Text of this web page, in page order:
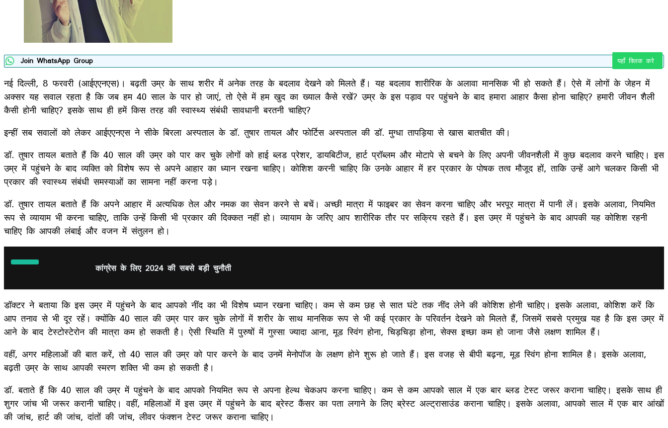
Join WhatsApp Group यहाँ क्लिक करे
नई दिल्ली, 8 फरवरी (आईएएनएस)। बढ़ती उम्र के साथ शरीर में अनेक तरह के बदलाव देखने को मिलते हैं। यह बदलाव शारीरिक के अलावा मानसिक भी हो सकते हैं। ऐसे में लोगों के जेहन में
अक्सर यह सवाल रहता है कि जब हम 40 साल के पार हो जाएं, तो ऐसे में हम खुद का ख्याल कैसे रखें? उम्र के इस पड़ाव पर पहुंचने के बाद हमारा आहार कैसा होना चाहिए? हमारी जीवन शैली
कैसी होनी चाहिए? इसके साथ ही हमें किस तरह की स्वास्थ्य संबंधी सावधानी बरतनी चाहिए?
इन्हीं सब सवालों को लेकर आईएएनएस ने सीके बिरला अस्पताल के डॉ. तुषार तायल और फोर्टिस अस्पताल की डॉ. मुग्धा तापड़िया से खास बातचीत की।
डॉ. तुषार तायल बताते हैं कि 40 साल की उम्र को पार कर चुके लोगों को हाई ब्लड प्रेशर, डायबिटीज, हार्ट प्रॉब्लम और मोटापे से बचने के लिए अपनी जीवनशैली में कुछ बदलाव करने चाहिए। इस
उम्र में पहुंचने के बाद व्यक्ति को विशेष रूप से अपने आहार का ध्यान रखना चाहिए। कोशिश करनी चाहिए कि उनके आहार में हर प्रकार के पोषक तत्व मौजूद हों, ताकि उन्हें आगे चलकर किसी भी
प्रकार की स्वास्थ्य संबंधी समस्याओं का सामना नहीं करना पड़े।
डॉ. तुषार तायल बताते हैं कि अपने आहार में अत्यधिक तेल और नमक का सेवन करने से बचें। अच्छी मात्रा में फाइबर का सेवन करना चाहिए और भरपूर मात्रा में पानी लें। इसके अलावा, नियमित
रूप से व्यायाम भी करना चाहिए, ताकि उन्हें किसी भी प्रकार की दिक्कत नहीं हो। व्यायाम के जरिए आप शारीरिक तौर पर सक्रिय रहते हैं। इस उम्र में पहुंचने के बाद आपकी यह कोशिश रहनी
चाहिए कि आपकी लंबाई और वजन में संतुलन हो।
कांग्रेस के लिए 2024 की सबसे बड़ी चुनौती
डॉक्टर ने बताया कि इस उम्र में पहुंचने के बाद आपको नींद का भी विशेष ध्यान रखना चाहिए। कम से कम छह से सात घंटे तक नींद लेने की कोशिश होनी चाहिए। इसके अलावा, कोशिश करें कि
आप तनाव से भी दूर रहें। क्योंकि 40 साल की उम्र पार कर चुके लोगों में शरीर के साथ मानसिक रूप से भी कई प्रकार के परिवर्तन देखने को मिलते हैं, जिसमें सबसे प्रमुख यह है कि इस उम्र में
आने के बाद टेस्टोस्टेरोन की मात्रा कम हो सकती है। ऐसी स्थिति में पुरुषों में गुस्सा ज्यादा आना, मूड स्विंग होना, चिड़चिड़ा होना, सेक्स इच्छा कम हो जाना जैसे लक्षण शामिल हैं।
वहीं, अगर महिलाओं की बात करें, तो 40 साल की उम्र को पार करने के बाद उनमें मेनोपॉज के लक्षण होने शुरू हो जाते हैं। इस वजह से बीपी बढ़ना, मूड स्विंग होना शामिल है। इसके अलावा,
बढ़ती उम्र के साथ आपकी स्मरण शक्ति भी कम हो सकती है।
डॉ. बताते हैं कि 40 साल की उम्र में पहुंचने के बाद आपको नियमित रूप से अपना हेल्थ चेकअप करना चाहिए। कम से कम आपको साल में एक बार ब्लड टेस्ट जरूर कराना चाहिए। इसके साथ ही
शुगर जांच भी जरूर करानी चाहिए। वहीं, महिलाओं में इस उम्र में पहुंचने के बाद ब्रेस्ट कैंसर का पता लगाने के लिए ब्रेस्ट अल्ट्रासाउंड कराना चाहिए। इसके अलावा, आपको साल में एक बार आंखों
की जांच, हार्ट की जांच, दांतों की जांच, लीवर फंक्शन टेस्ट जरूर कराना चाहिए।